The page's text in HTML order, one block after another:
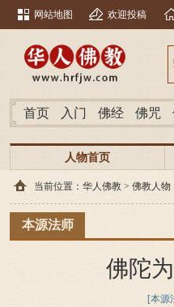
网站地图 欢迎投稿
首页 入门 佛经 佛咒
人物首页
当前位置： 华人佛教 > 佛教人物
本源法师
佛陀
[本源